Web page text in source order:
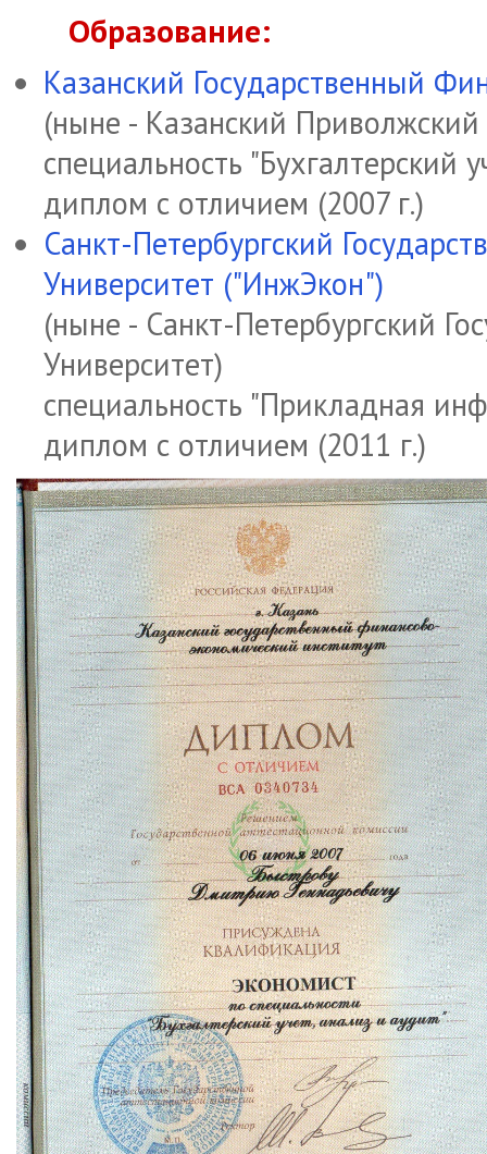
Образование:
Казанский Государственный
(ныне - Казанский
специальность "Бухгалтерский
диплом с отличием (2007 г.)
Санкт-Петербургский
Университет ("ИнжЭкон")
(ныне - Санкт-Петербургский
Университет)
специальность "Прикладная
диплом с отличием (2011 г.)